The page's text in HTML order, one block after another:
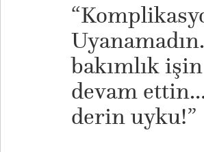
bakımlık
devam
derin uyku!”